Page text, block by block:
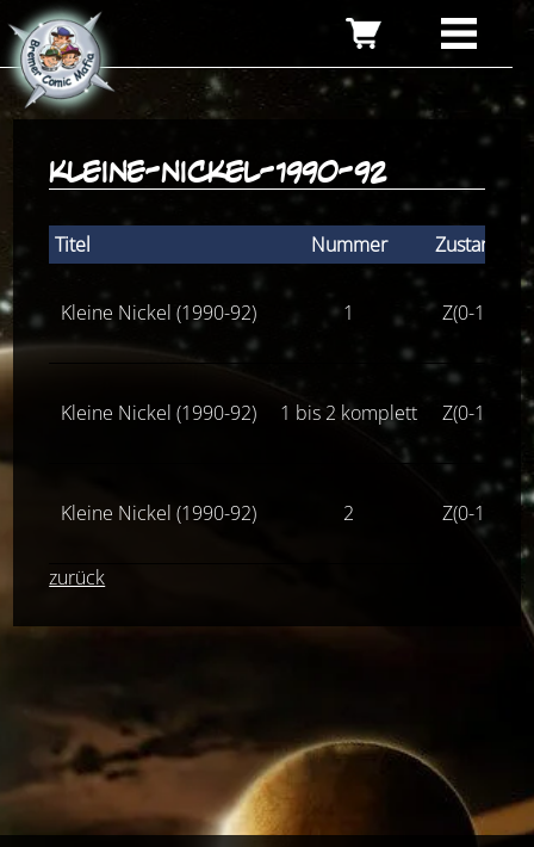
kleine-nickel-1990-92
Titel Nummer Zustand
Kleine Nickel (1990-92) 1 Z(0-1-)
Kleine Nickel (1990-92) 1 bis 2 komplett Z(0-1-)
Kleine Nickel (1990-92) 2 Z(0-1-)
zurück